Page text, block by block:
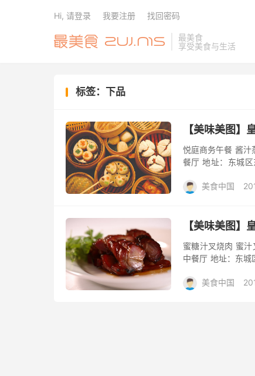
最美食
享受美食与生活
Hi, 请登录 我要注册 找回密码
标签：下品
【美味美图】
悦庭商务午餐 酱汁
餐厅 地址：东城
美食中国
【美味美图】
蜜糖汁叉烧肉 蜜
中餐厅 地址：东城
美食中国